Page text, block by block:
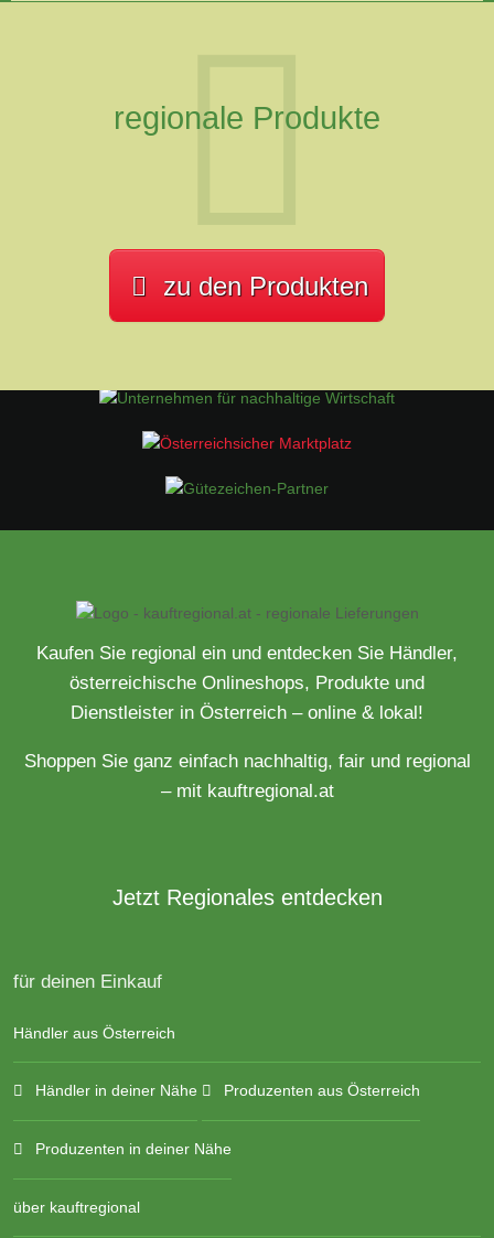
regionale Produkte
zu den Produkten
Kaufen Sie regional ein und entdecken Sie Händler,
österreichische Onlineshops, Produkte und
Dienstleister in Österreich – online & lokal!
Shoppen Sie ganz einfach nachhaltig, fair und regional
– mit kauftregional.at
Jetzt Regionales entdecken
für deinen Einkauf
Händler aus Österreich
Händler in deiner Nähe Produzenten aus Österreich
Produzenten in deiner Nähe
über kauftregional